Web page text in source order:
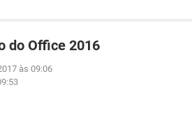
do Office 2016
às 09:06